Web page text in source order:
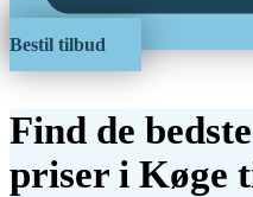
Bestil tilbud
Find de
priser i Køge